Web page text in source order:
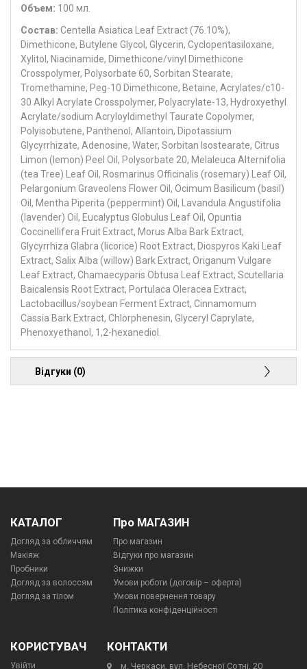
Объем: 100 мл.
Состав: Centella Asiatica Leaf Extract (76.10%),
Dimethicone, Butylene Glycol, Glycerin, Cyclopentasiloxane,
Xylitol, Niacinamide, Dimethicone/vinyl Dimethicone
Crosspolymer, Polysorbate 60, Sorbitan Stearate,
Tromethamine, Peg-10 Dimethicone, Betaine, Acrylates/c10-
30 Alkyl Acrylate Crosspolymer, Polyacrylate-13, Hydroxyethyl
Acrylate/sodium Acryloyldimethyl Taurate Copolymer,
Polyisobutene, Panthenol, Allantoin, Dipotassium
Glycyrrhizate, Adenosine, Water, Sorbitan Isostearate, Citrus
Limon (lemon) Peel Oil, Polysorbate 20, Melaleuca Alternifolia
(tea Tree) Leaf Oil, Rosmarinus Officinalis (rosemary) Leaf Oil,
Pelargonium Graveolens Flower Oil, Ocimum Basilicum (basil)
Oil, Mentha Piperita (peppermint) Oil, Lavandula Angustifolia
(lavender) Oil, Eucalyptus Globulus Leaf Oil, Opuntia
Coccinellifera Fruit Extract, Morus Alba Bark Extract,
Glycyrrhiza Glabra (licorice) Root Extract, Diospyros Kaki Leaf
Extract, Salix Alba (willow) Bark Extract, Origanum Vulgare
Leaf Extract, Chamaecyparis Obtusa Leaf Extract, Scutellaria
Baicalensis Root Extract, Portulaca Oleracea Extract,
Lactobacillus/soybean Ferment Extract, Cinnamomum
Cassia Bark Extract, Chlorphenesin, Glyceryl Caprylate,
Phenoxyethanol, 1,2-hexanediol.
Відгуки (0)
КАТАЛОГ
Догляд за обличчям
Макіяж
Пробники
Догляд за волоссям
Догляд за тілом
Про МАГАЗИН
Про магазин
Відгуки про магазин
Знижки
Умови роботи (договір – оферта)
Умови повернення товару
Політика конфіденційності
КОРИСТУВАЧ
Увійти
КОНТАКТИ
м. Черкаси, вул. Небесної Сотні, 20